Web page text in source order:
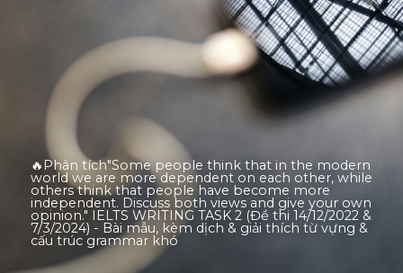
Mixed
Vocabularies
Đề writing theo topic
Pie
Thành tích học viên
🔥Phân tích"Some people think that in the modern
world we are more dependent on each other, while
others think that people have become more
independent. Discuss both views and give your own
opinion." IELTS WRITING TASK 2 (Đề thi 14/12/2022 &
7/3/2024) - Bài mẫu, kèm dịch & giải thích từ vựng &
cấu trúc grammar khó​